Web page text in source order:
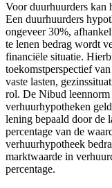
Voor duurhuurders kan
Een duurhuurders
ongeveer 30%,
te lenen bedrag wordt
financiële situatie.
toekomstperspectief
vaste lasten,
rol. De Nibud
verhuurhypotheken
lening bepaald door de
percentage van de
verhuurhypotheek
marktwaarde in
percentage.